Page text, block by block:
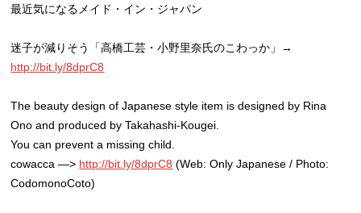
最近気になるメイド・イン・ジャパン
迷子が減りそう「高橋工芸・小野里奈氏のこわっか」→
http://bit.ly/8dprC8
The beauty design of Japanese style item is designed by Rina
Ono and produced by Takahashi-Kougei.
You can prevent a missing child.
cowacca —> http://bit.ly/8dprC8 (Web: Only Japanese / Photo:
CodomonoCoto)